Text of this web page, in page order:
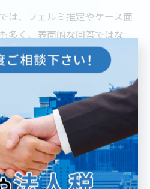
は、フェルミ推定やケース面
多く、表面的な回答ではな
説明できるかが評価されま
る人物像を事前に調べ、ど
るのかを考える習慣をつけま
旨が分からない場合には、率
。これにより、的外れな回
ニケーションもスムーズに